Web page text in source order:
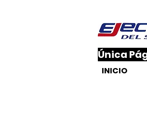
​Única
INICIO